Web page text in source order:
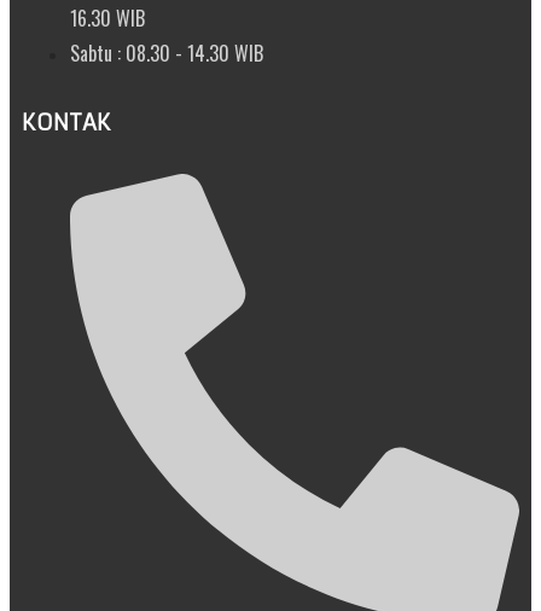
16.30 WIB
Sabtu : 08.30 - 14.30 WIB
KONTAK